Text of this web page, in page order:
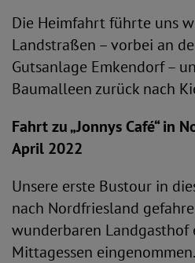
Die Heimfahrt führte uns
Landstraßen – vorbei an
Gutsanlage Emkendorf –
Baumalleen zurück nach
Fahrt zu „Jonnys Café“ in
April 2022
Unsere erste Bustour in
nach Nordfriesland
wunderbaren Landgasthof
Mittagessen eingenommen.